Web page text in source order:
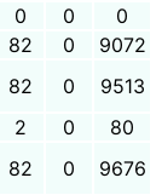
0 0
0
82 0
9072
82 0
9513
2 0
80
82 0 9676